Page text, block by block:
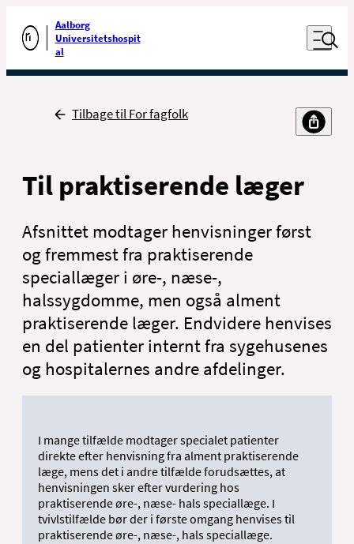
Gå til forsiden
Aalborg
Universitetshospit
al
Åben
Udfør søgning
Tilbage
Tilbage til For fagfolk
Til praktiserende læger
Afsnittet modtager henvisninger først
og fremmest fra praktiserende
speciallæger i øre-, næse-,
halssygdomme, men også alment
praktiserende læger. Endvidere henvises
en del patienter internt fra sygehusenes
og hospitalernes andre afdelinger.
I mange tilfælde modtager specialet patienter
direkte efter henvisning fra alment praktiserende
læge, mens det i andre tilfælde forudsættes, at
henvisningen sker efter vurdering hos
praktiserende øre-, næse- hals speciallæge. I
tvivlstilfælde bør der i første omgang henvises til
praktiserende øre-, næse-, hals speciallæge.